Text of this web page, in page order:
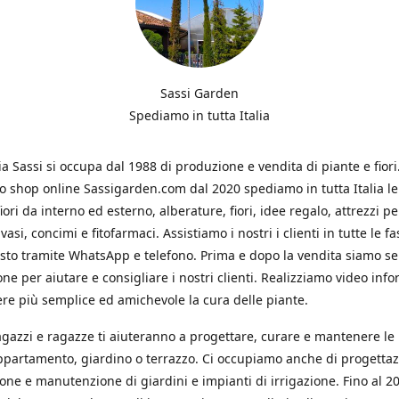
Sassi Garden
Spediamo in tutta Italia
Sassi si occupa dal 1988 di produzione e vendita di piante e
shop online Sassigarden.com dal 2020 spediamo in tutta Italia
da interno ed esterno, alberature, fiori, idee regalo, attrezzi
concimi e fitofarmaci. Assistiamo i nostri i clienti in tutte le
tramite WhatsApp e telefono. Prima e dopo la vendita siamo
per aiutare e consigliare i nostri clienti. Realizziamo video
più semplice ed amichevole la cura delle piante.
e ragazze ti aiuteranno a progettare, curare e mantenere le
giardino o terrazzo. Ci occupiamo anche di
e manutenzione di giardini e impianti di irrigazione. Fino al